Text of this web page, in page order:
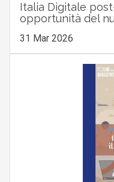
Italia Digitale
opportunità del
31 Mar 2026